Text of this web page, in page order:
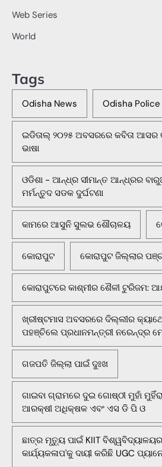
Web Series
World
Tags
Odisha News Odisha Police
ଇଡିତାଲ୍ ୨୦୨୫ ଅବସରରେ କବିତା ଆସର
ଭାଷା
ଓଡିଶା - ଆନ୍ଧ୍ର ସୀମାନ୍ତ ଆନ୍ଧ୍ରର
ମର୍ମନ୍ତୁଦ ସଡକ ଦୁର୍ଘଟଣା
କାମରେ ଆସୁନି ସୁଲଭ ଶୌଚାଳୟ
କୋରାପୁଟ କୋରାପୁଟ ଜିଲ୍ଲାର
କୋରାପୁଟରେ କାଶ୍ମୀର ଶୈଳୀ ଟୁରିଜମ:
ଖ୍ରୀଷ୍ଟମାସ ଅବସରରେ ଦିଲ୍ଲୀର
ପହଞ୍ଚିଲେ ପ୍ରଧାନମନ୍ତ୍ରୀ ନରେନ୍ଦ୍ର
ଗଜପତି ଜିଲ୍ଲା ପାଇଁ ଦୁଃଖ
ଗାଇବା ଗ୍ରାମରେ ଦୁଇ ଗୋଷ୍ଠୀ ମୁହାଁ
ଆରକ୍ଷୀ ଅଧିକ୍ଷକ ଏବଂ ଏସ ଡି ପି ଓ
ଛାତ୍ର ମୃତ୍ୟୁ ପାଇଁ KIIT
କାର୍ଯ୍ୟକଳାପ'କୁ ଦାୟୀ କରିଛି UGC